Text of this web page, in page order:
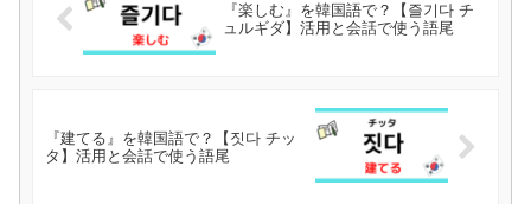
『楽しむ』を韓国語で？【즐기다 チ
ュルギダ】活用と会話で使う語尾
『建てる』を韓国語で？【짓다 チッ
タ】活用と会話で使う語尾